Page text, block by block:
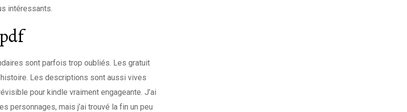
intéressants.
sont parfois trop oubliés. Les gratuit
Les descriptions sont aussi vives
pour kindle vraiment engageante. J’ai
personnages, mais j’ai trouvé la fin un peu